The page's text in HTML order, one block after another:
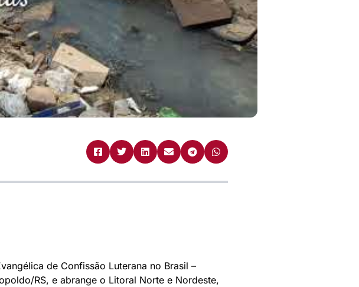
de Confissão Luterana no Brasil –
RS, e abrange o Litoral Norte e Nordeste,